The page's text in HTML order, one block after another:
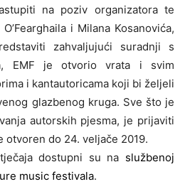
na poziv organizatora te
i Milana Kosanovića,
zahvaljujući suradnji s
EMF je otvorio vrata i svim
i kantautoricama koji bi željeli
glazbenog kruga. Sve što je
autorskih pjesma, je prijaviti
otvoren do 24. veljače 2019.
dostupni su na službenoj
music festivala.